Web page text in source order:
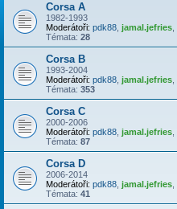
Corsa A
1982-1993
Moderátoři: pdk88 jamal.jefries
Témata: 28
Corsa B
1993-2004
Moderátoři: pdk88 jamal.jefries
Témata: 353
Corsa C
2000-2006
Moderátoři: pdk88 jamal.jefries
Témata: 87
Corsa D
2006-2014
Moderátoři: pdk88 jamal.jefries
Témata: 41